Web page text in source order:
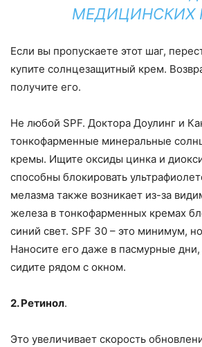
МЕДИЦИНСКИХ
Если вы пропускаете этот шаг,
купите солнцезащитный крем.
получите его.
Не любой SPF. Доктора Доулинг и
тонкофарменные минеральные
кремы. Ищите оксиды цинка и
способны блокировать
мелазма также возникает из-за
железа в тонкофарменных кремах
синий свет. SPF 30 – это минимум,
Наносите его даже в пасмурные
сидите рядом с окном.
2. Ретинол.
Это увеличивает скорость